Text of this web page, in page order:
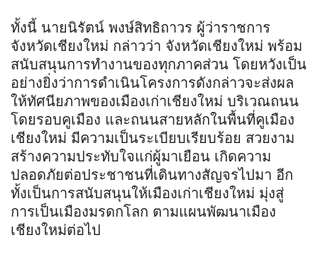
ทั้งนี้ นายนิรัตน์ พงษ์สิทธิถาวร ผู้ว่าราชการ
จังหวัดเชียงใหม่ กล่าวว่า จังหวัดเชียงใหม่ พร้อม
สนับสนุนการทำงานของทุกภาคส่วน โดยหวังเป็น
อย่างยิ่งว่าการดำเนินโครงการดังกล่าวจะส่งผล
ให้ทัศนียภาพของเมืองเก่าเชียงใหม่ บริเวณถนน
โดยรอบคูเมือง และถนนสายหลักในพื้นที่คูเมือง
เชียงใหม่ มีความเป็นระเบียบเรียบร้อย สวยงาม
สร้างความประทับใจแก่ผู้มาเยือน เกิดความ
ปลอดภัยต่อประชาชนที่เดินทางสัญจรไปมา อีก
ทั้งเป็นการสนับสนุนให้เมืองเก่าเชียงใหม่ มุ่งสู่
การเป็นเมืองมรดกโลก ตามแผนพัฒนาเมือง
เชียงใหม่ต่อไป